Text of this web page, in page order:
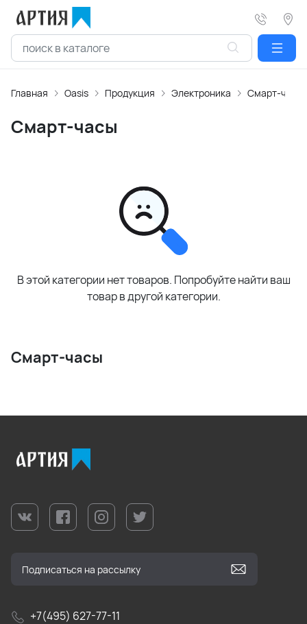
Главная Oasis Продукция Электроника Смарт-часы
Смарт-часы
В этой категории нет товаров. Попробуйте найти ваш
товар в другой категории.
Смарт-часы
+7(495) 627-77-11